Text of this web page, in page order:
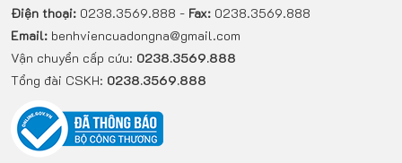
Điện thoại: 0238.3569.888 - Fax: 0238.3569.888
Email: benhviencuadongna@gmail.com
Vận chuyển cấp cứu: 0238.3569.888
Tổng đài CSKH: 0238.3569.888